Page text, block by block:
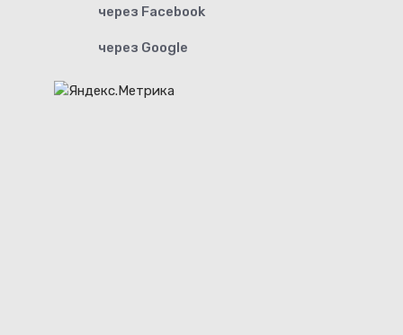
через Facebook
через Google